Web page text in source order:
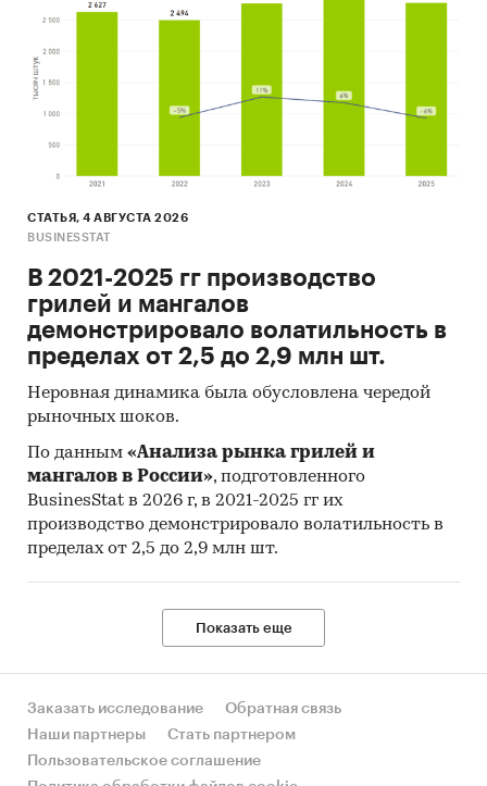
СТАТЬЯ, 4 АВГУСТА 2026
BUSINESSTAT
В 2021-2025 гг производство
грилей и мангалов
демонстрировало волатильность в
пределах от 2,5 до 2,9 млн шт.
Неровная динамика была обусловлена чередой
рыночных шоков.
По данным «Анализа рынка грилей и
мангалов в России», подготовленного
BusinesStat в 2026 г, в 2021-2025 гг их
производство демонстрировало волатильность в
пределах от 2,5 до 2,9 млн шт.
Показать еще
Заказать исследование
Обратная связь
Наши партнеры
Стать партнером
Пользовательское соглашение